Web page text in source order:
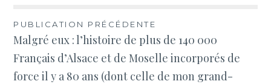
Navigation
de
l’article
PUBLICATION PRÉCÉDENTE
Malgré eux : l’histoire de plus de 140 000
Français d’Alsace et de Moselle incorporés de
force il y a 80 ans (dont celle de mon grand-